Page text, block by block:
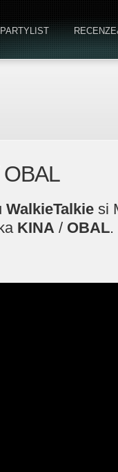
PARTYLIST
OBAL
WalkieTalkie si
KINA / OBAL.